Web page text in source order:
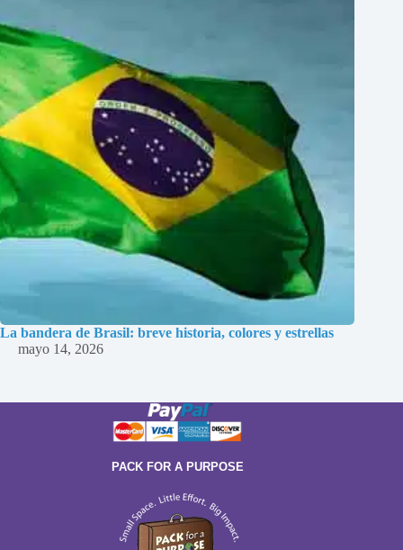
La bandera de Brasil: breve historia, colores y estrellas
mayo 14, 2026
PACK FOR A PURPOSE